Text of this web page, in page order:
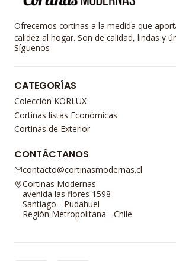
Ofrecemos cortinas a la medida que
calidez al hogar. Son de calidad, lindas y
Síguenos
CATEGORÍAS
Colección KORLUX
Cortinas listas Económicas
Cortinas de Exterior
CONTÁCTANOS
contacto@cortinasmodernas.cl
Cortinas Modernas
avenida las flores 1598
Santiago - Pudahuel
Región Metropolitana - Chile